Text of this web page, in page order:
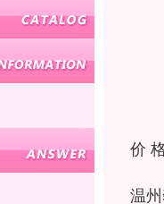
价
温